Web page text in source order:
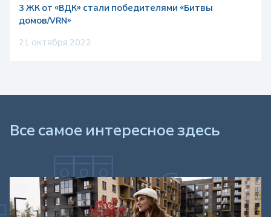
3 ЖК от «ВДК» стали победителями «Битвы
домов/VRN»
21 октября 2022
Все самое интересное здесь